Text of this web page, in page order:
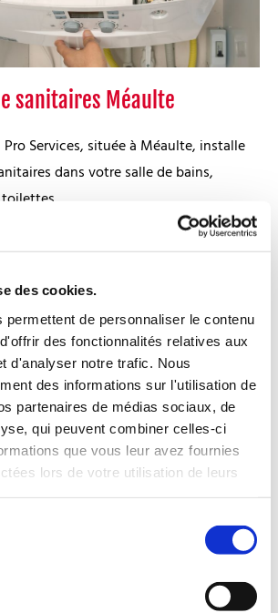
des cookies.
permettent de personnaliser le contenu
des fonctionnalités relatives aux
d'analyser notre trafic. Nous
des informations sur l'utilisation de
partenaires de médias sociaux, de
qui peuvent combiner celles-ci
que vous leur avez fournies
lors de votre utilisation de leurs
sanitaires Méaulte
Services, située à Méaulte, installe
dans votre salle de bains,
toutes sortes de sanitaires : cabines
à l'Italienne, baignoires d'angle,
lavabos, éviers, WC
à votre disposition. Expliquez-nous
sanitaire, discutons-en, et nous
devis gratuit et personnalisé, dans les
confiance à Bâti Pro Services.
EN SAVOIR PLUS
et débouchage
Méaulte
et débouchons vos cabines